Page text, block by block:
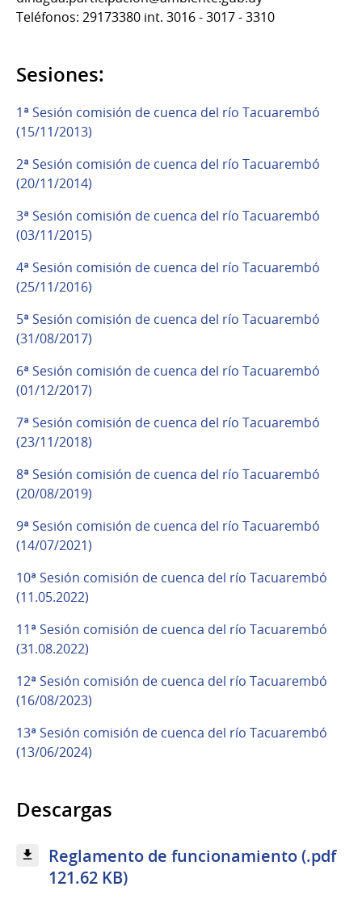
Teléfonos: 29173380 int. 3016 - 3017 - 3310
Sesiones:
1ª Sesión comisión de cuenca del río Tacuarembó
(15/11/2013)
2ª Sesión comisión de cuenca del río Tacuarembó
(20/11/2014)
3ª Sesión comisión de cuenca del río Tacuarembó
(03/11/2015)
4ª Sesión comisión de cuenca del río Tacuarembó
(25/11/2016)
5ª Sesión comisión de cuenca del río Tacuarembó
(31/08/2017)
6ª Sesión comisión de cuenca del río Tacuarembó
(01/12/2017)
7ª Sesión comisión de cuenca del río Tacuarembó
(23/11/2018)
8ª Sesión comisión de cuenca del río Tacuarembó
(20/08/2019)
9ª Sesión comisión de cuenca del río Tacuarembó
(14/07/2021)
10ª Sesión comisión de cuenca del río Tacuarembó
(11.05.2022)
11ª Sesión comisión de cuenca del río Tacuarembó
(31.08.2022)
12ª Sesión comisión de cuenca del río Tacuarembó
(16/08/2023)
13ª Sesión comisión de cuenca del río Tacuarembó
(13/06/2024)
Descargas
Reglamento de funcionamiento (.pdf
121.62 KB)